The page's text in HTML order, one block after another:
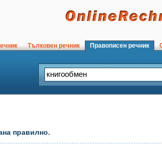
Тълковен речник Правописен речник
правилно.